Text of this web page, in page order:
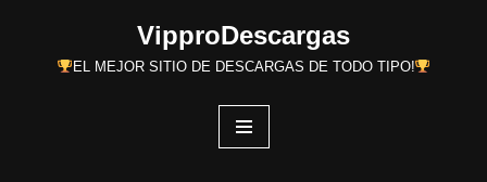
VipproDescargas
EL MEJOR SITIO DE DESCARGAS DE TODO TIPO!